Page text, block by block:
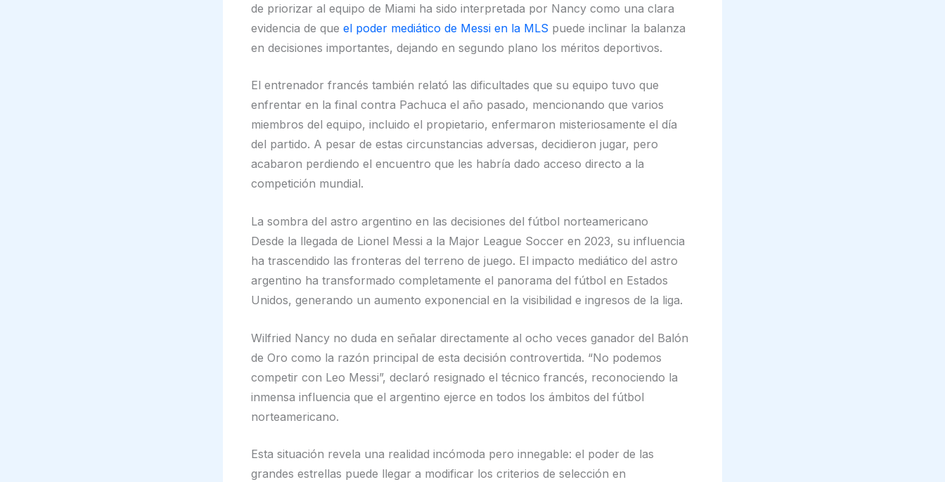
de priorizar al equipo de Miami ha sido interpretada por Nancy como una clara
evidencia de que el poder mediático de Messi en la MLS puede inclinar la balanza
en decisiones importantes, dejando en segundo plano los méritos deportivos.
El entrenador francés también relató las dificultades que su equipo tuvo que
enfrentar en la final contra Pachuca el año pasado, mencionando que varios
miembros del equipo, incluido el propietario, enfermaron misteriosamente el día
del partido. A pesar de estas circunstancias adversas, decidieron jugar, pero
acabaron perdiendo el encuentro que les habría dado acceso directo a la
competición mundial.
La sombra del astro argentino en las decisiones del fútbol norteamericano
Desde la llegada de Lionel Messi a la Major League Soccer en 2023, su influencia
ha trascendido las fronteras del terreno de juego. El impacto mediático del astro
argentino ha transformado completamente el panorama del fútbol en Estados
Unidos, generando un aumento exponencial en la visibilidad e ingresos de la liga.
Wilfried Nancy no duda en señalar directamente al ocho veces ganador del Balón
de Oro como la razón principal de esta decisión controvertida. “No podemos
competir con Leo Messi”, declaró resignado el técnico francés, reconociendo la
inmensa influencia que el argentino ejerce en todos los ámbitos del fútbol
norteamericano.
Esta situación revela una realidad incómoda pero innegable: el poder de las
grandes estrellas puede llegar a modificar los criterios de selección en